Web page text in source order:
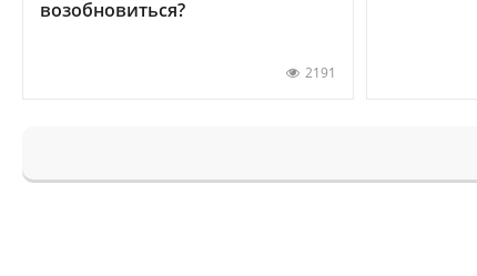
возобновиться?
2191